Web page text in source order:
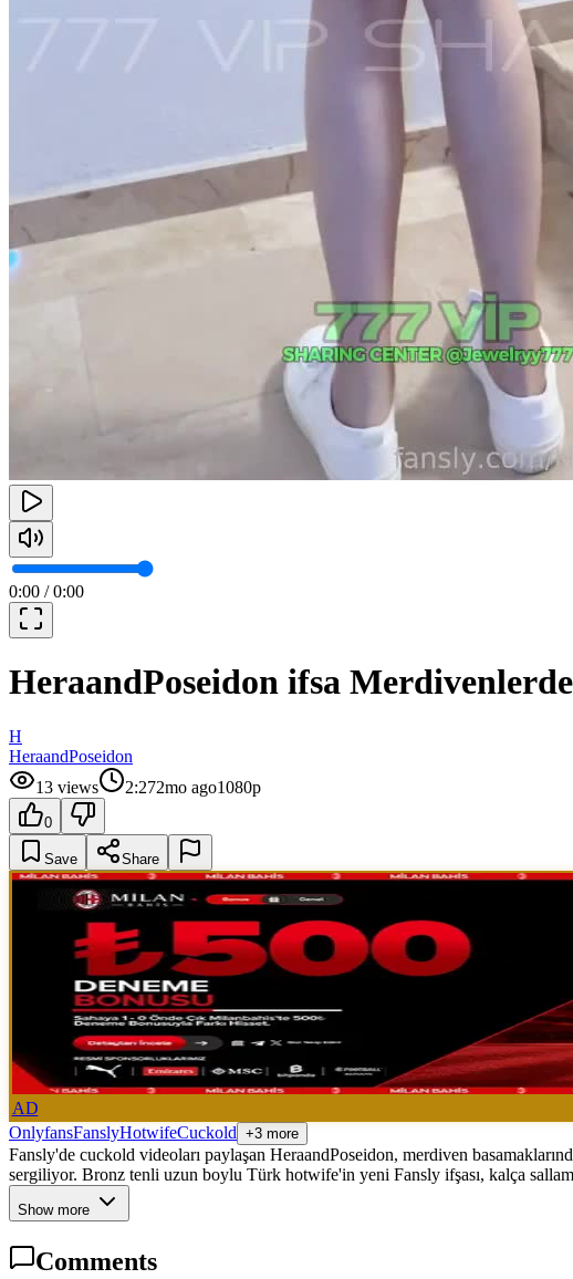
0:00 /0:00
HeraandPoseidon ifsa
H
HeraandPoseidon
13 views 2:272mo ago1080p
0
Save Share
AD
OnlyfansFanslyHotwifeCuckold +3 more
Fansly'de cuckold videoları paylaşan HeraandPoseidon, merdiven
sergiliyor. Bronz tenli uzun boylu Türk hotwife'in yeni Fansly ifşası, kalça
Show more
Comments